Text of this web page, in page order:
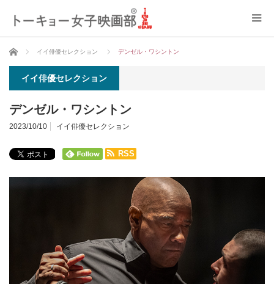
ホーム イイ俳優セレクション デンゼル・ワシントン
イイ俳優セレクション
デンゼル・ワシントン
2023/10/10 イイ俳優セレクション
RSS